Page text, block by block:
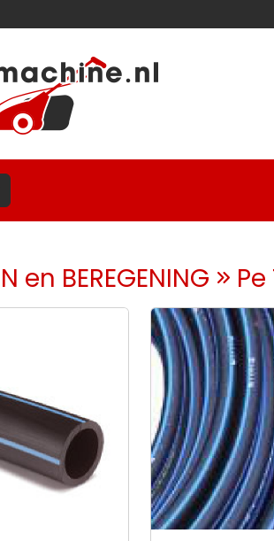
en BEREGENING